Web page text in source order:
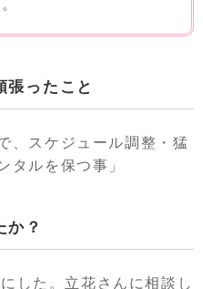
張ったこと
、スケジュール調整・猛
タルを保つ事」
か？
した。立花さんに相談し